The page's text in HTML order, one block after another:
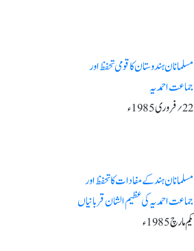
مسلمانان ہندوستان کا قومی تحفظ اور
جماعت احمدیہ
22؍فروری1985ء
مسلمانان ہندکے مفادات کا تحفظ اور
جماعت احمدیہ کی عظیم الشان قربانیاں
یکم مارچ1985ء